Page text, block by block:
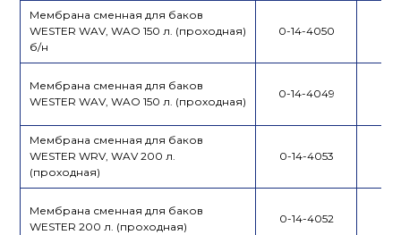
Мембрана сменная для баков
WESTER WAV, WAO 150 л. (проходная)
б/н
0-14-4050
Мембрана сменная для баков
WESTER WAV, WAO 150 л. (проходная)
0-14-4049
Мембрана сменная для баков
WESTER WRV, WAV 200 л.
(проходная)
0-14-4053
Мембрана сменная для баков
WESTER 200 л. (проходная)
0-14-4052